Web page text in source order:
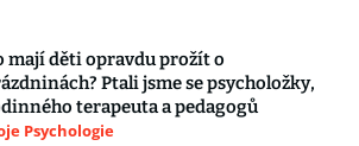
mají děti opravdu prožít o
Ptali jsme se psycholožky,
terapeuta a pedagogů
Psychologie